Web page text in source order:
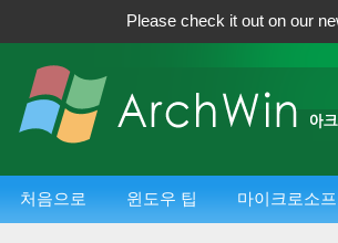
Please check it out on our
처음으로 윈도우 팁 마이크로소